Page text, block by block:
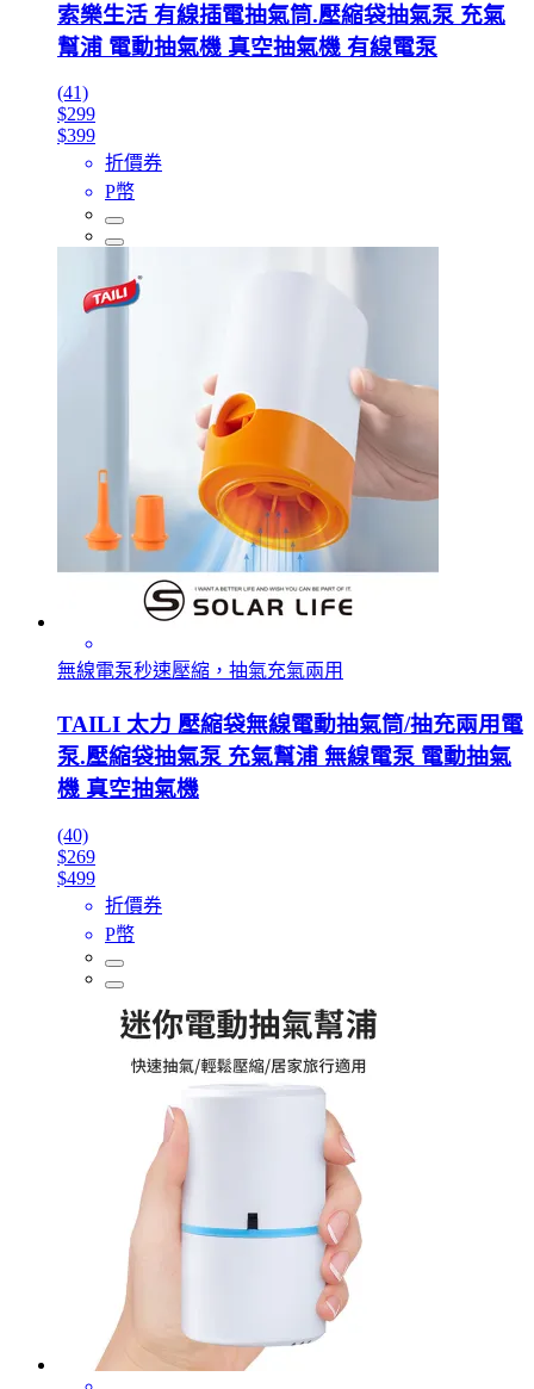
索樂生活 有線插電抽氣筒.壓縮袋抽氣泵 充氣
幫浦 電動抽氣機 真空抽氣機 有線電泵
(41)
$299
$399
折價券
P幣
無線電泵秒速壓縮，抽氣充氣兩用
TAILI 太力 壓縮袋無線電動抽氣筒/抽充兩用電
泵.壓縮袋抽氣泵 充氣幫浦 無線電泵 電動抽氣
機 真空抽氣機
(40)
$269
$499
折價券
P幣